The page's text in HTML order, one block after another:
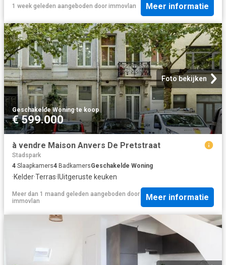
1 week geleden aangeboden door immovlan Meer informatie
Foto bekijken
Geschakelde Woning·te koop
€ 599.000
à vendre Maison Anvers De Pretstraat
Stadspark
4 Slaapkamers4 BadkamersGeschakelde Woning
·Kelder·Terras· IUitgeruste keuken
Meer dan 1 maand geleden aangeboden door
immovlan
Meer informatie